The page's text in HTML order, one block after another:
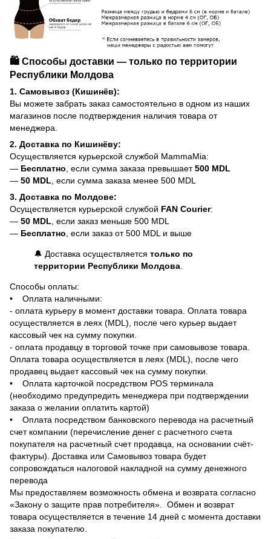
🛍️ Способы доставки — только по территории
Республики Молдова
1. Самовывоз (Кишинёв):
Вы можете забрать заказ самостоятельно в одном из наших
магазинов после подтверждения наличия товара от
менеджера.
2. Доставка по Кишинёву:
Осуществляется курьерской службой MammaMia:
— Бесплатно , если сумма заказа превышает500 MDL
— 50 MDL , если сумма заказа менее 500 MDL
3. Доставка по Молдове:
Осуществляется курьерской службой FAN Courier:
— 50 MDL , если заказ меньше 500 MDL
— Бесплатно , если заказ от 500 MDL и выше
🔔 Доставка осуществляется только по
территории Республики Молдова
Способы оплаты:
• Оплата наличными:
- оплата курьеру в момент доставки товара. Оплата товара
осуществляется в леях (MDL), после чего курьер выдает
кассовый чек на сумму покупки.
- оплата продавцу в торговой точке при самовывозе товара.
Оплата товара осуществляется в леях (MDL), после чего
продавец выдает кассовый чек на сумму покупки.
• Оплата карточкой посредством POS терминала
(необходимо предупредить менеджера при подтверждении
заказа о желании оплатить картой)
• Оплата посредством банковского перевода на расчетный
счет компании (перечисление денег с расчетного счета
покупателя на расчетный счет продавца, на основании счёт-
фактуры). Доставка или Самовывоз товара будет
сопровождаться налоговой накладной на сумму денежного
перевода
Мы предоставляем возможность обмена и возврата согласно
«Закону о защите прав потребителя». Обмен и возврат
товара осуществляется в течение 14 дней с момента доставки
заказа покупателю.